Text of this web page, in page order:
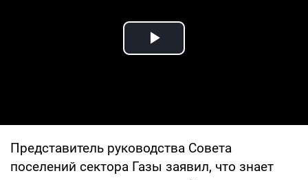
Play Video
Представитель руководства Совета
поселений сектора Газы заявил, что знает